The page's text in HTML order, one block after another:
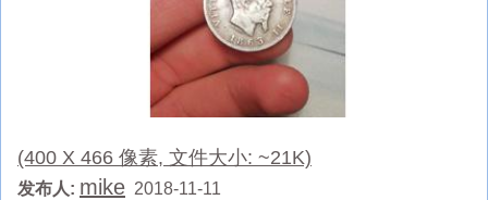
(400 X 466 像素, 文件大小: ~21K)
发布人: mike 2018-11-11